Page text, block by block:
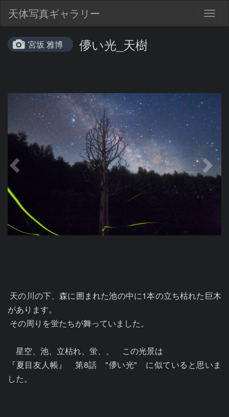
天体写真ギャラリー
宮坂 雅博 儚い光_天樹
があります。
星空、池、立枯れ、蛍、、　この光景は
『夏目友人帳』　第8話　"儚い光"　に似ていると思いま
した。